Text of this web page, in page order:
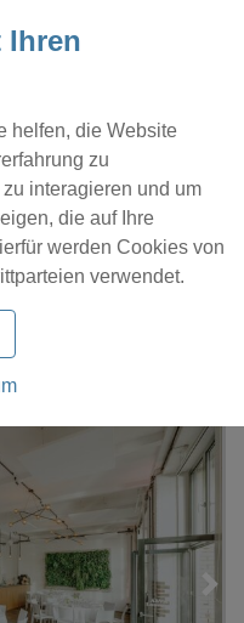
Ihren
helfen, die Website
zu
interagieren und um
die auf Ihre
werden Cookies von
verwendet.
eintragen Profil